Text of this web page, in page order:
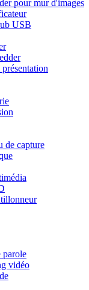
pour mur d'images
USB
de capture
parole
vidéo